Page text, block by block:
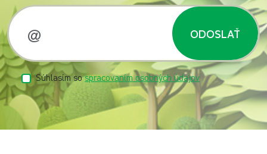
ODOSLAŤ
Súhlasím sospracovaním osobných údajov